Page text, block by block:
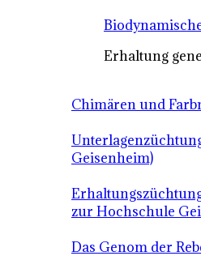
Erhaltung
Chimären und
Geisenheim)
zur Hochschule
Das Genom der